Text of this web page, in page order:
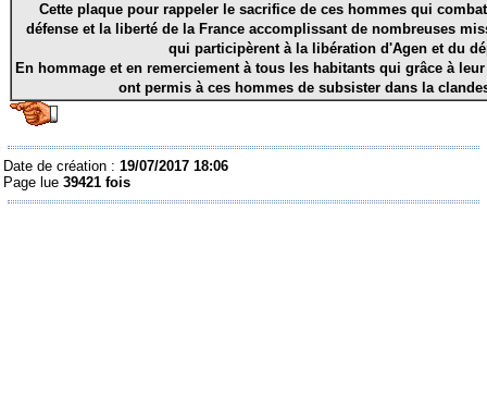
Cette plaque pour rappeler le sacrifice de ces hommes qui
défense et la liberté de la France accomplissant de nombreuses
qui participèrent à la libération d'Agen et du
En hommage et en remerciement à tous les habitants qui grâce à
ont permis à ces hommes de subsister dans la
Date de création :19/07/2017 18:06
Page lue39421 fois